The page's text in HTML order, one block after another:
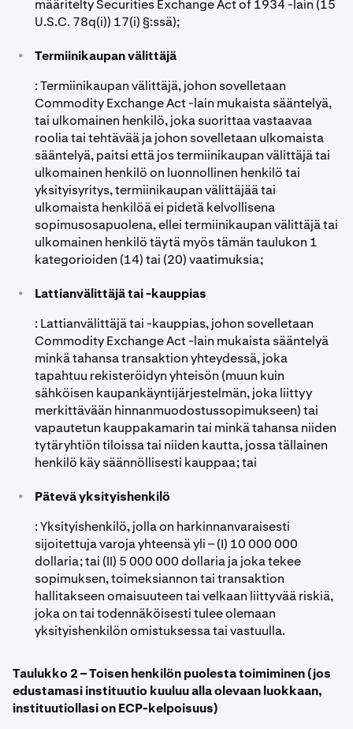
määritelty Securities Exchange Act of 1934 -lain (15
U.S.C. 78q(i)) 17(i) §:ssä);
•
Termiinikaupan välittäjä
: Termiinikaupan välittäjä, johon sovelletaan
Commodity Exchange Act -lain mukaista sääntelyä,
tai ulkomainen henkilö, joka suorittaa vastaavaa
roolia tai tehtävää ja johon sovelletaan ulkomaista
sääntelyä, paitsi että jos termiinikaupan välittäjä tai
ulkomainen henkilö on luonnollinen henkilö tai
yksityisyritys, termiinikaupan välittäjää tai
ulkomaista henkilöä ei pidetä kelvollisena
sopimusosapuolena, ellei termiinikaupan välittäjä tai
ulkomainen henkilö täytä myös tämän taulukon 1
kategorioiden (14) tai (20) vaatimuksia;
•
Lattianvälittäjä tai -kauppias
: Lattianvälittäjä tai -kauppias, johon sovelletaan
Commodity Exchange Act -lain mukaista sääntelyä
minkä tahansa transaktion yhteydessä, joka
tapahtuu rekisteröidyn yhteisön (muun kuin
sähköisen kaupankäyntijärjestelmän, joka liittyy
merkittävään hinnanmuodostussopimukseen) tai
vapautetun kauppakamarin tai minkä tahansa niiden
tytäryhtiön tiloissa tai niiden kautta, jossa tällainen
henkilö käy säännöllisesti kauppaa; tai
•
Pätevä yksityishenkilö
: Yksityishenkilö, jolla on harkinnanvaraisesti
sijoitettuja varoja yhteensä yli – (I) 10 000 000
dollaria; tai (II) 5 000 000 dollaria ja joka tekee
sopimuksen, toimeksiannon tai transaktion
hallitakseen omaisuuteen tai velkaan liittyvää riskiä,
joka on tai todennäköisesti tulee olemaan
yksityishenkilön omistuksessa tai vastuulla.
Taulukko 2 – Toisen henkilön puolesta toimiminen (jos
edustamasi instituutio kuuluu alla olevaan luokkaan,
instituutiollasi on ECP-kelpoisuus)